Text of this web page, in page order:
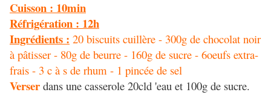
Cuisson : 10min
Réfrigération : 12h
Ingrédients : 20 biscuits cuillère - 300g de chocolat noir
à pâtisser - 80g de beurre - 160g de sucre - 6oeufs extra-
frais - 3 c à s de rhum - 1 pincée de sel
Verser dans une casserole 20cld 'eau et 100g de sucre.